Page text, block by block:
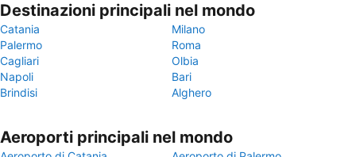
Destinazioni principali nel mondo
Catania
Milano
Palermo
Roma
Cagliari
Olbia
Napoli
Bari
Brindisi
Alghero
Aeroporti principali nel mondo